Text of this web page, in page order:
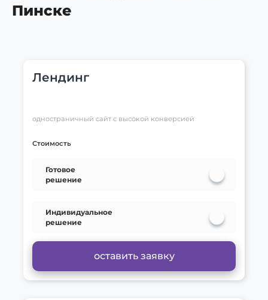
Пинске
Лендинг
одностраничный сайт с высокой конверсией
Стоимость
Готовое
решение
Индивидуальное
решение
оставить заявку